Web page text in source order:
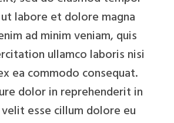
labore et dolore magna
ad minim veniam, quis
ullamco laboris nisi
ea commodo consequat.
dolor in reprehenderit in
esse cillum dolore eu